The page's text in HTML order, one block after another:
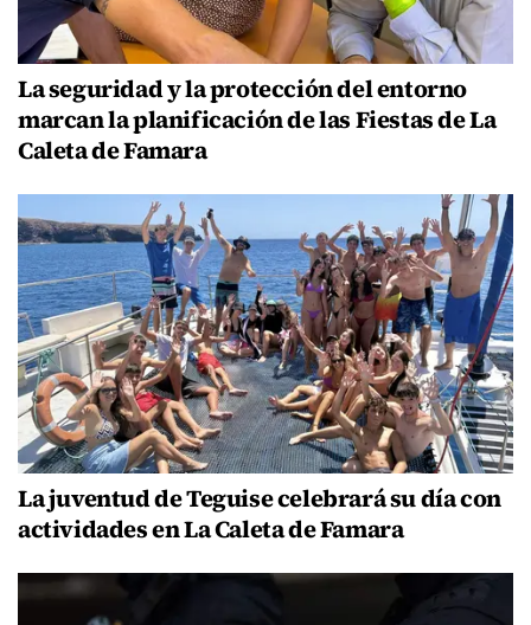
La seguridad y la protección del entorno
marcan la planificación de las Fiestas de La
Caleta de Famara
La juventud de Teguise celebrará su día con
actividades en La Caleta de Famara